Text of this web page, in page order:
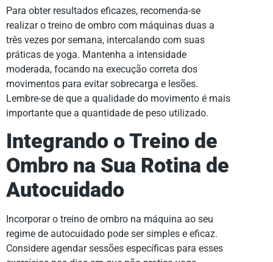
Para obter resultados eficazes, recomenda-se
realizar o treino de ombro com máquinas duas a
três vezes por semana, intercalando com suas
práticas de yoga. Mantenha a intensidade
moderada, focando na execução correta dos
movimentos para evitar sobrecarga e lesões.
Lembre-se de que a qualidade do movimento é mais
importante que a quantidade de peso utilizado.
Integrando o Treino de
Ombro na Sua Rotina de
Autocuidado
Incorporar o treino de ombro na máquina ao seu
regime de autocuidado pode ser simples e eficaz.
Considere agendar sessões específicas para esses